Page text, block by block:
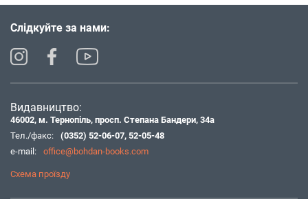
Слідкуйте за нами:
Видавництво:
46002, м. Тернопіль, просп. Степана Бандери, 34а
Тел./факс:
(0352) 52-06-07, 52-05-48
e-mail:
office@bohdan-books.com
Схема проїзду